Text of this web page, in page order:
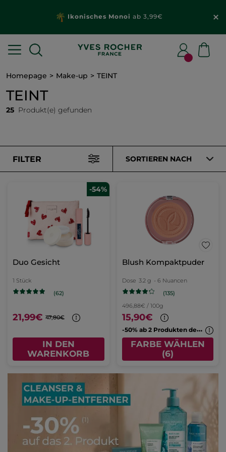
Ikonisches Monoi ab 3,99€
Homepage Make-up TEINT
TEINT
25 Produkt(e) gefunden
FILTER SORTIEREN NACH
-54%
Duo Gesicht
1 Stück
(62)
21,99€ 47,80€
IN DEN
WARENKORB
Blush Kompaktpuder
Dose 3.2 g - 6 Nuancen
(135)
496,88€ / 100g
15,90€
-
50% ab 2 Produkten deiner Wahl
FARBE WÄHLEN
(6)